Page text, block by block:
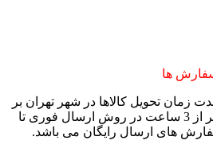
تحویل کالاها در شهر تهران بر
اساس روش انتخابی از کمتر از 3 ساعت در روش ارسال فوری تا